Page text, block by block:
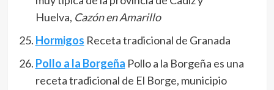
Huelva, Cazón en Amarillo
Hormigos Receta tradicional de Granada
Pollo a la Borgeña Pollo a la Borgeña es una
receta tradicional de El Borge, municipio